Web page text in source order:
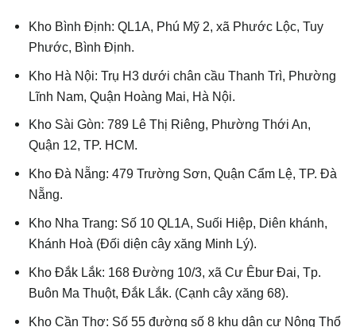
Kho Bình Định: QL1A, Phú Mỹ 2, xã Phước Lộc, Tuy
Phước, Bình Định.
Kho Hà Nội: Trụ H3 dưới chân cầu Thanh Trì, Phường
Lĩnh Nam, Quận Hoàng Mai, Hà Nội.
Kho Sài Gòn: 789 Lê Thị Riêng, Phường Thới An,
Quận 12, TP. HCM.
Kho Đà Nẵng: 479 Trường Sơn, Quận Cẩm Lệ, TP. Đà
Nẵng.
Kho Nha Trang: Số 10 QL1A, Suối Hiệp, Diên khánh,
Khánh Hoà (Đối diện cây xăng Minh Lý).
Kho Đắk Lắk: 168 Đường 10/3, xã Cư Êbur Đai, Tp.
Buôn Ma Thuột, Đắk Lắk. (Cạnh cây xăng 68).
Kho Cần Thơ: Số 55 đường số 8 khu dân cư Nông Thổ